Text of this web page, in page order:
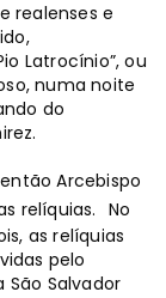
realenses e
Latrocínio”, ou
numa noite
do
Arcebispo
relíquias.
No
as relíquias
pelo
Salvador